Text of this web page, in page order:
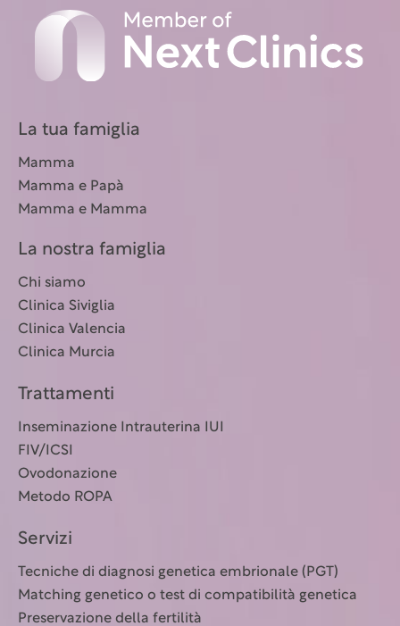
La tua famiglia
Mamma
Mamma e Papà
Mamma e Mamma
La nostra famiglia
Chi siamo
Clinica Siviglia
Clinica Valencia
Clinica Murcia
Trattamenti
Inseminazione Intrauterina IUI
FIV/ICSI
Ovodonazione
Metodo ROPA
Servizi
Tecniche di diagnosi genetica embrionale (PGT)
Matching genetico o test di compatibilità genetica
Preservazione della fertilità